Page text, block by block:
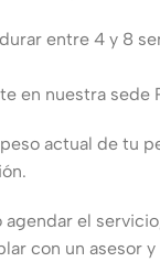
entre 4 y 8
en nuestra sede
actual de tu
el
con un asesor